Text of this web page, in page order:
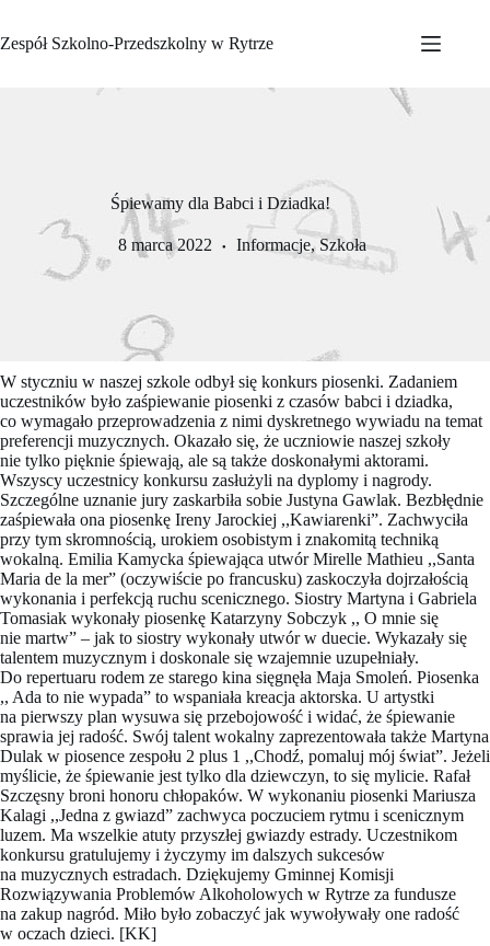
treści
Zespół Szkolno-Przedszkolny w Rytrze
Śpiewamy dla Babci i Dziadka!
8 marca 2022 Informacje, Szkoła
W styczniu w naszej szkole odbył się konkurs piosenki. Zadaniem
uczestników było zaśpiewanie piosenki z czasów babci i dziadka,
co wymagało przeprowadzenia z nimi dyskretnego wywiadu na temat
preferencji muzycznych. Okazało się, że uczniowie naszej szkoły
nie tylko pięknie śpiewają, ale są także doskonałymi aktorami.
Wszyscy uczestnicy konkursu zasłużyli na dyplomy i nagrody.
Szczególne uznanie jury zaskarbiła sobie Justyna Gawlak. Bezbłędnie
zaśpiewała ona piosenkę Ireny Jarockiej ,,Kawiarenki”. Zachwyciła
przy tym skromnością, urokiem osobistym i znakomitą techniką
wokalną. Emilia Kamycka śpiewająca utwór Mirelle Mathieu ,,Santa
Maria de la mer” (oczywiście po francusku) zaskoczyła dojrzałością
wykonania i perfekcją ruchu scenicznego. Siostry Martyna i Gabriela
Tomasiak wykonały piosenkę Katarzyny Sobczyk ,, O mnie się
nie martw” – jak to siostry wykonały utwór w duecie. Wykazały się
talentem muzycznym i doskonale się wzajemnie uzupełniały.
Do repertuaru rodem ze starego kina sięgnęła Maja Smoleń. Piosenka
,, Ada to nie wypada” to wspaniała kreacja aktorska. U artystki
na pierwszy plan wysuwa się przebojowość i widać, że śpiewanie
sprawia jej radość. Swój talent wokalny zaprezentowała także Martyna
Dulak w piosence zespołu 2 plus 1 ,,Chodź, pomaluj mój świat”. Jeżeli
myślicie, że śpiewanie jest tylko dla dziewczyn, to się mylicie. Rafał
Szczęsny broni honoru chłopaków. W wykonaniu piosenki Mariusza
Kalagi ,,Jedna z gwiazd” zachwyca poczuciem rytmu i scenicznym
luzem. Ma wszelkie atuty przyszłej gwiazdy estrady. Uczestnikom
konkursu gratulujemy i życzymy im dalszych sukcesów
na muzycznych estradach. Dziękujemy Gminnej Komisji
Rozwiązywania Problemów Alkoholowych w Rytrze za fundusze
na zakup nagród. Miło było zobaczyć jak wywoływały one radość
w oczach dzieci. [KK]